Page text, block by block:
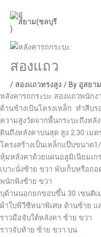
content
สองแถว
/ สองแถวทรงสูง / By อู่สยา
หลังคารถกระบะ สองแถวพนักง
ด้านข้างเป้นโครงเหล็ก ทำสีบร
ความสูงวัดจากพื้นกระบะถึงหลั
ดินถึงหลังคาบนสุด สูง 2.30 เมต
โครงสร้างเป็นเหล็กแป๊บขนาด
หุ้มหลังคาด้วยแผ่นอลูมิเนียมเก
เบาะนั่งซ้าย ขวา พับเก็บหรือถอ
พนักพิงซ้าย ขวา
บุด้านนอกยกขอบขึ้น 30 เซนติเ
ผ้าใบพีวีซีหนาพิเศษ ด้านซ้าย แ
ราวมือจับใต้หลังคา ซ้าย ขวา
ราวจับท้าย ซ้าย ขวา บน